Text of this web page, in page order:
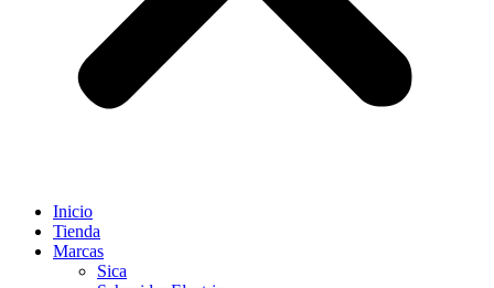
Inicio
Tienda
Marcas
Sica